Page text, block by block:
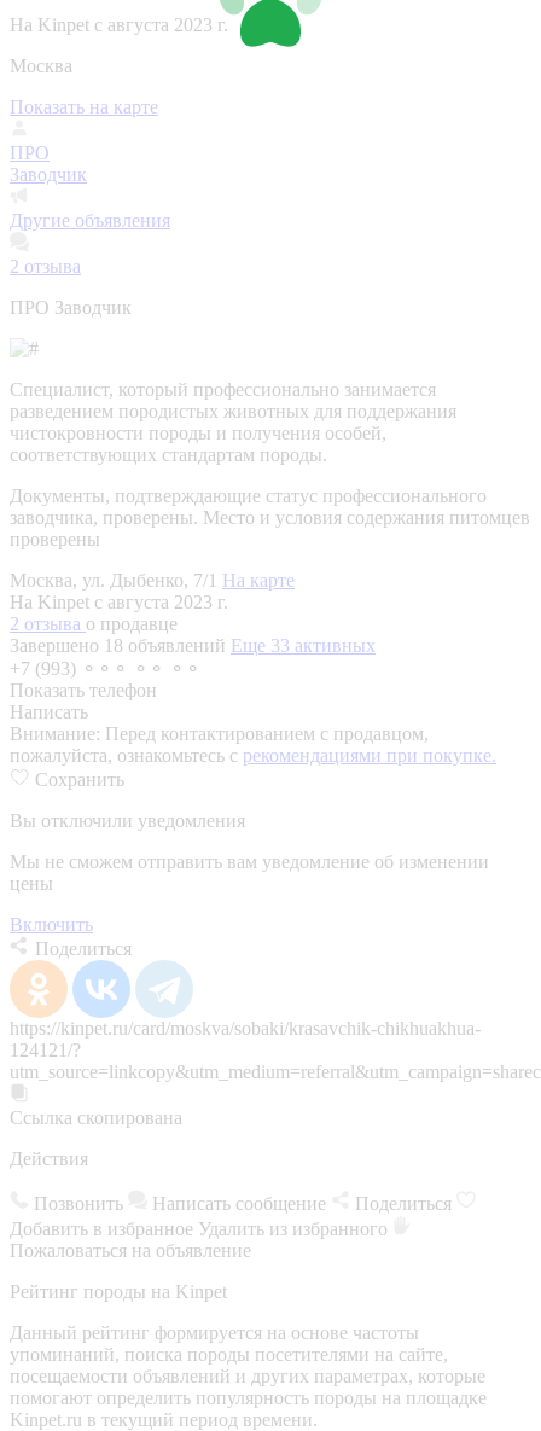
На Kinpet c августа 2023 г.
Москва
Показать на карте
ПРО
Заводчик
Другие объявления
2 отзыва
ПРО Заводчик
Специалист, который профессионально занимается
разведением породистых животных для поддержания
чистокровности породы и получения особей,
соответствующих стандартам породы.
Документы, подтверждающие статус профессионального
заводчика, проверены. Место и условия содержания питомцев
проверены
Москва, ул. Дыбенко, 7/1 На карте
На Kinpet c августа 2023 г.
2 отзыва о продавце
Завершено 18 объявлений Еще 33 активных
+7 (993) ⚬⚬⚬ ⚬⚬ ⚬⚬
Показать телефон
Написать
Внимание: Перед контактированием с продавцом,
пожалуйста, ознакомьтесь с рекомендациями при покупке.
Сохранить
Вы отключили уведомления
Мы не сможем отправить вам уведомление об изменении
цены
Включить
Поделиться
https://kinpet.ru/card/moskva/sobaki/krasavchik-chikhuakhua-
124121/?
Ссылка скопирована
Действия
Позвонить Написать сообщение
Поделиться
Добавить в избранное Удалить из избранного
Пожаловаться на объявление
Рейтинг породы на Kinpet
Данный рейтинг формируется на основе частоты
упоминаний, поиска породы посетителями на сайте,
посещаемости объявлений и других параметрах, которые
помогают определить популярность породы на площадке
Kinpet.ru в текущий период времени.